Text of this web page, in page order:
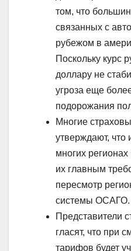
том, что
связанных с
рубежом в
Поскольку курс
доллару не
угроза еще
подорожания
Многие
утверждают, что
многих
их главным
пересмотр
системы ОСАГО.
Представители
гласят, что при
тарифов будет